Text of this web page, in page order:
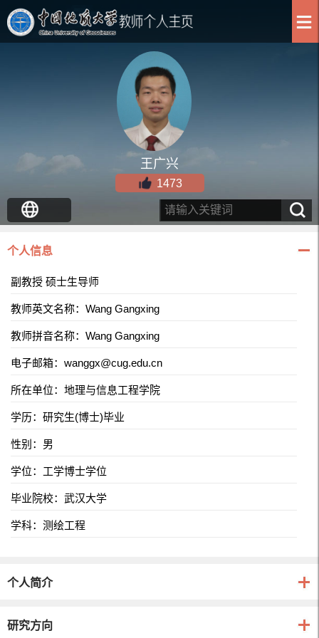
王广兴
1473
个人信息
副教授 硕士生导师
教师英文名称：Wang Gangxing
教师拼音名称：Wang Gangxing
电子邮箱： wanggx@cug.edu.cn
所在单位：地理与信息工程学院
学历：研究生(博士)毕业
性别：男
学位：工学博士学位
毕业院校：武汉大学
学科：测绘工程
个人简介
研究方向